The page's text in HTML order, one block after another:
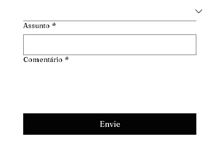
Assunto *
Comentário *
Envie